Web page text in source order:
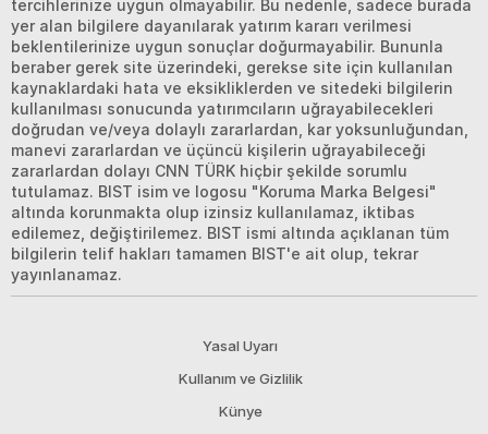
tercihlerinize uygun olmayabilir. Bu nedenle, sadece burada
yer alan bilgilere dayanılarak yatırım kararı verilmesi
beklentilerinize uygun sonuçlar doğurmayabilir. Bununla
beraber gerek site üzerindeki, gerekse site için kullanılan
kaynaklardaki hata ve eksikliklerden ve sitedeki bilgilerin
kullanılması sonucunda yatırımcıların uğrayabilecekleri
doğrudan ve/veya dolaylı zararlardan, kar yoksunluğundan,
manevi zararlardan ve üçüncü kişilerin uğrayabileceği
zararlardan dolayı CNN TÜRK hiçbir şekilde sorumlu
tutulamaz. BIST isim ve logosu "Koruma Marka Belgesi"
altında korunmakta olup izinsiz kullanılamaz, iktibas
edilemez, değiştirilemez. BIST ismi altında açıklanan tüm
bilgilerin telif hakları tamamen BIST'e ait olup, tekrar
yayınlanamaz.
Yasal Uyarı
Kullanım ve Gizlilik
Künye